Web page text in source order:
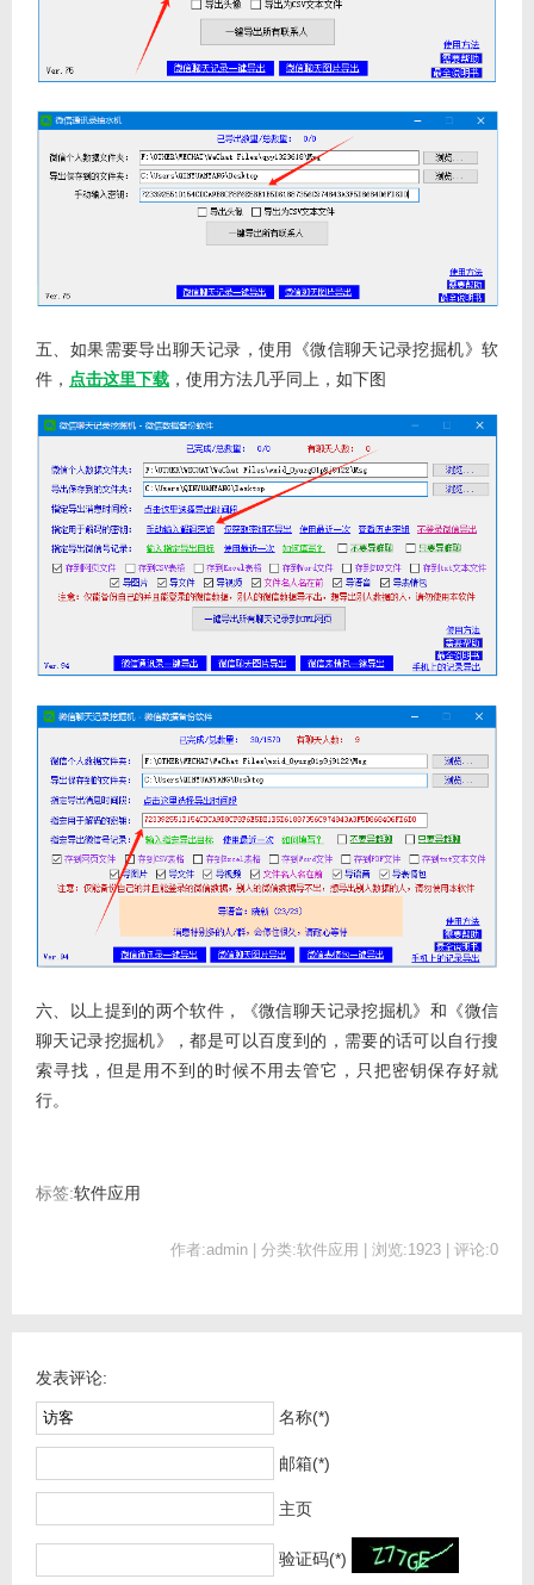
五、如果需要导出聊天记录，使用《微信聊天记录挖掘机》软
件， 点击这里下载 ，使用方法几乎同上，如下图
六、以上提到的两个软件，《微信聊天记录挖掘机》和《微信
聊天记录挖掘机》，都是可以百度到的，需要的话可以自行搜
索寻找，但是用不到的时候不用去管它，只把密钥保存好就
行。
标签:软件应用
作者:admin | 分类:软件应用 | 浏览:1923 | 评论:0
发表评论:
名称(*)
邮箱(*)
主页
验证码(*)